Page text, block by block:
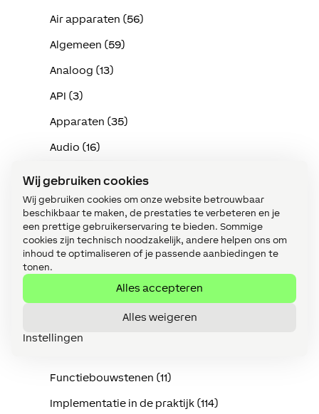
Wij gebruiken cookies
Wij gebruiken cookies om onze website betrouwbaar
beschikbaar te maken, de prestaties te verbeteren en je
een prettige gebruikerservaring te bieden. Sommige
cookies zijn technisch noodzakelijk, andere helpen ons om
inhoud te optimaliseren of je passende aanbiedingen te
tonen.
Alles accepteren
Alles weigeren
Instellingen
Air apparaten (56)
Algemeen (59)
Analoog (13)
API (3)
Apparaten (35)
Audio (16)
Bekabeling (Tree/Link/Air) (14)
Bewaking (14)
Centraal (9)
Config (217)
Energie (10)
Energie: een praktische gids (11)
Functiebouwstenen (11)
Implementatie in de praktijk (114)